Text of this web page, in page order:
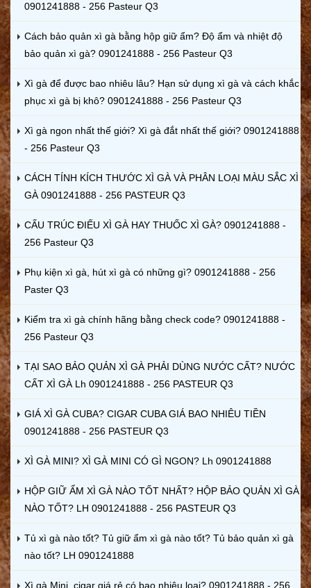
0901241888 - 256 Pasteur Q3
Cách bảo quản xì gà bằng hộp giữ ẩm? Độ ẩm và nhiệt độ
bảo quản xì gà? 0901241888 - 256 Pasteur Q3
Xì gà để được bao nhiêu lâu? Hạn sử dụng xì gà và cách khắc
phục xì gà bị khô? 0901241888 - 256 Pasteur Q3
Xì gà ngon nhất thế giới? Xì gà đắt nhất thế giới? 0901241888
- 256 Pasteur Q3
CÁCH TÍNH KÍCH THƯỚC XÌ GÀ VÀ PHÂN LOẠI MÀU SẮC XÌ
GÀ 0901241888 - 256 PASTEUR Q3
CẤU TRÚC ĐIẾU XÌ GÀ HAY THUỐC XÌ GÀ? 0901241888 -
256 Pasteur Q3
Phụ kiện xì gà, hút xì gà có những gì? 0901241888 - 256
Paster Q3
Kiểm tra xì gà chính hãng bằng check code? 0901241888 -
256 Pasteur Q3
TẠI SAO BẢO QUẢN XÌ GÀ PHẢI DÙNG NƯỚC CẤT? NƯỚC
CẤT XÌ GÀ Lh 0901241888 - 256 PASTEUR Q3
GIÁ XÌ GÀ CUBA? CIGAR CUBA GIÁ BAO NHIÊU TIỀN
0901241888 - 256 PASTEUR Q3
XÌ GÀ MINI? XÌ GÀ MINI CÓ GÌ NGON? Lh 0901241888
HỘP GIỮ ẨM XÌ GÀ NÀO TỐT NHẤT? HỘP BẢO QUẢN XÌ GÀ
NÀO TỐT? LH 0901241888 - 256 PASTEUR Q3
Tủ xì gà nào tốt? Tủ giữ ẩm xì gà nào tốt? Tủ bảo quản xì gà
nào tốt? LH 0901241888
Xì gà Mini, cigar giá rẻ có bao nhiêu loại? 0901241888 - 256